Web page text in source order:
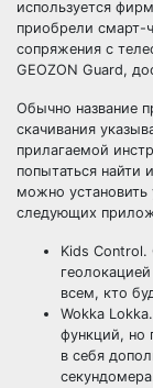
используется
приобрели смарт-
сопряжения с
GEOZON Guard,
Обычно название
скачивания
прилагаемой
попытаться найти
можно установить
следующих
Kids Control.
всем, кто
Wokka
функций, но
в себя